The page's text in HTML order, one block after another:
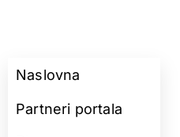
Naslovna
Partneri portala